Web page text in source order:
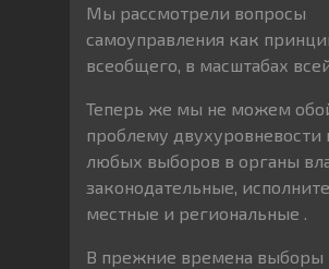
Мы рассмотрели вопросы
самоуправления как
всеобщего, в масштабах
Теперь же мы не можем
проблему двухуровневости
любых выборов в органы
законодательные,
местные и региональные .
В прежние времена выборы